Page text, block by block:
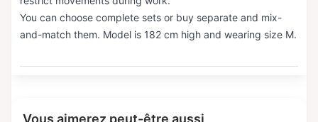
You can choose complete sets or buy separate and mix-
and-match them. Model is 182 cm high and wearing size M.
Vous aimerez peut-être aussi